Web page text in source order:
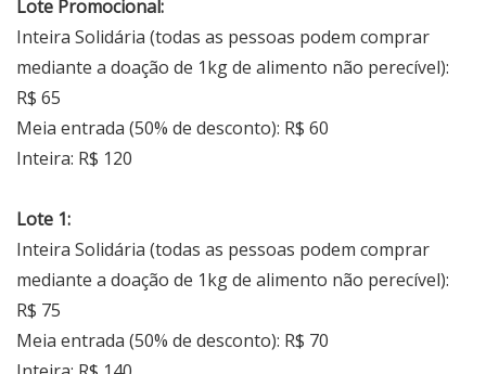
Lote Promocional:
Inteira Solidária (todas as pessoas podem comprar
mediante a doação de 1kg de alimento não perecível):
R$ 65
Meia entrada (50% de desconto): R$ 60
Inteira: R$ 120
Lote 1:
Inteira Solidária (todas as pessoas podem comprar
mediante a doação de 1kg de alimento não perecível):
R$ 75
Meia entrada (50% de desconto): R$ 70